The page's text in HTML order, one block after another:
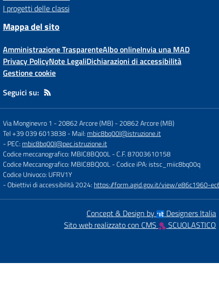
I progetti delle classi
Mappa del sito
Amministrazione TrasparenteAlbo onlineInvia una MAD
Privacy PolicyNote LegaliDichiarazioni di accessibilità
Gestione cookie
Seguici su:
Via Monginevro 1 - 20862 Arcore (MB) -20862 Arcore (MB)
Tel +39 039 6013838- Mail: mbic8bq00l@istruzione.it
- PEC: mbic8bq00l@pec.istruzione.it
Codice meccanografico: MBIC8BQ00L- C.F. 87003610158
Codice Meccanografico: MBIC8BQ00L- Codice iPA: istsc_miic8bq00q
Codice Univoco: UFRV1Y
- Obiettivi di accessibilità 2024: https://form.agid.gov.it/view/e86c1960-
Concept & Design by
Designers Italia
Sito web realizzato con CMS
SCUOLASTICO